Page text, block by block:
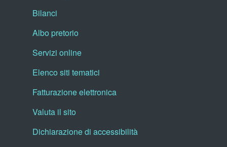
Bilanci
Albo pretorio
Servizi online
Elenco siti tematici
Fatturazione elettronica
Valuta il sito
Dichiarazione di accessibilità